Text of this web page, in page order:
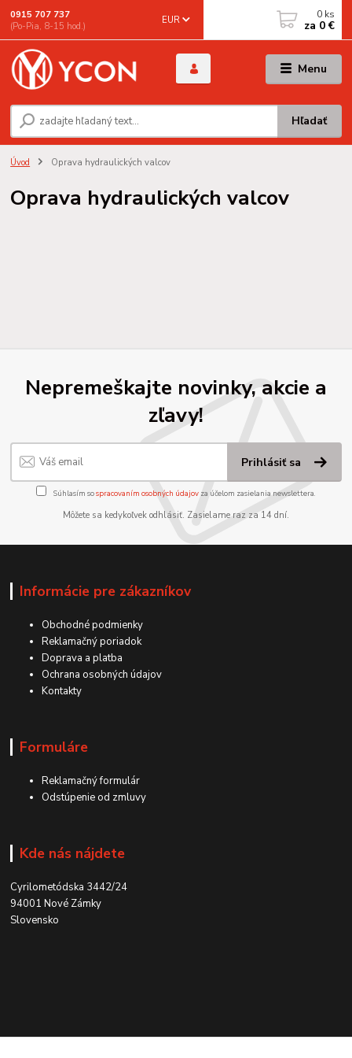
Menu
EUR
Hľadať
0915 707 737
(Po-Pia, 8-15 hod.)
0 ks
za 0 €
Úvod Oprava hydraulických valcov
Oprava hydraulických valcov
Nepremeškajte novinky, akcie a
zľavy!
Prihlásiť sa
Súhlasím sospracovaním osobných údajov za účelom zasielania newslettera.
Môžete sa kedykoľvek odhlásiť. Zasielame raz za 14 dní.
Informácie pre zákazníkov
Obchodné podmienky
Reklamačný poriadok
Doprava a platba
Ochrana osobných údajov
Kontakty
Formuláre
Reklamačný formulár
Odstúpenie od zmluvy
Kde nás nájdete
Cyrilometódska 3442/24
94001 Nové Zámky
Slovensko